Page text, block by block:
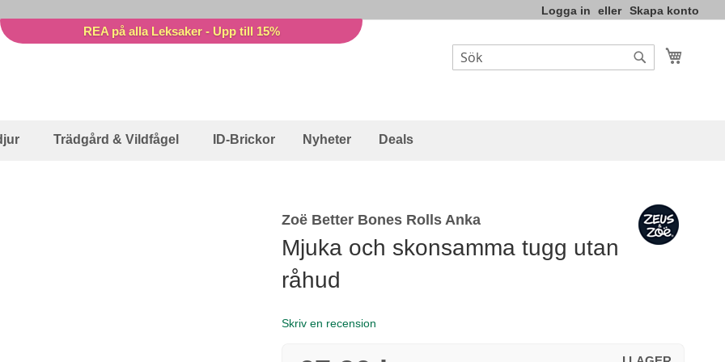
Logga in Skapa konto
REA på alla Leksaker - Upp till 15%
Sök
Trädgård & Vildfågel ID-Brickor Nyheter Deals
Zoë Better Bones Rolls Anka
Mjuka och skonsamma tugg utan
råhud
Skriv en recension